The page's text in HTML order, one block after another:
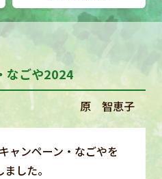
なごや2024
原 智恵子
ャンペーン・なごやを
した。